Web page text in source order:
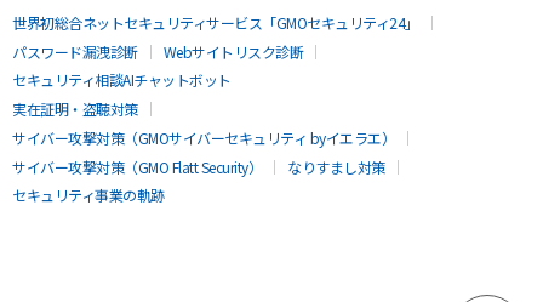
世界初総合ネットセキュリティサービス「GMOセキュリティ24」
パスワード漏洩診断
Webサイトリスク診断
セキュリティ相談AIチャットボット
実在証明・盗聴対策
サイバー攻撃対策（GMOサイバーセキュリティ byイエラエ）
サイバー攻撃対策（GMO Flatt Security）
なりすまし対策
セキュリティ事業の軌跡